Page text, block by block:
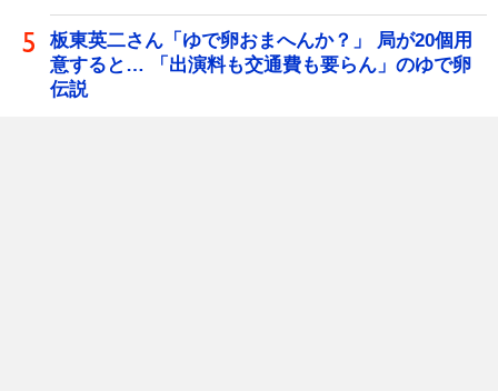
板東英二さん「ゆで卵おまへんか？」 局が20個用
意すると… 「出演料も交通費も要らん」のゆで卵
伝説